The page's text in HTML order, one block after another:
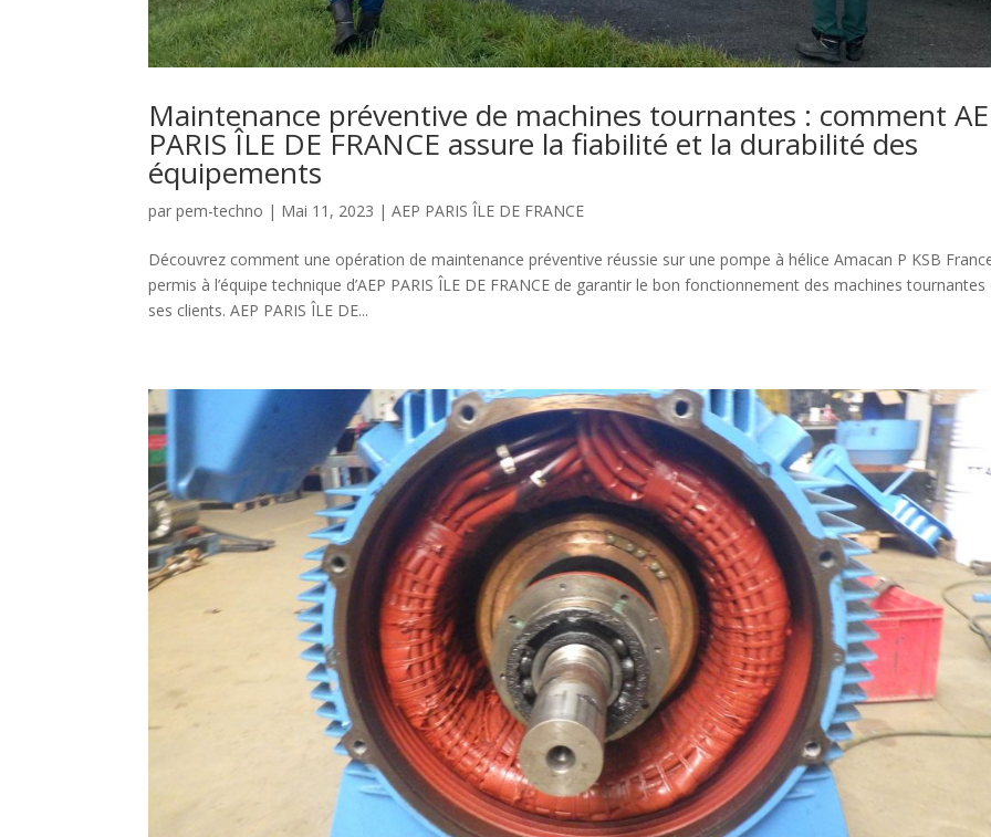
Maintenance préventive de machines tournantes : comment
PARIS ÎLE DE FRANCE assure la fiabilité et la durabilité des
équipements
parpem-techno | Mai 11, 2023 |AEP PARIS ÎLE DE FRANCE
Découvrez comment une opération de maintenance préventive réussie sur une pompe à hélice Amacan P KSB
permis à l’équipe technique d’AEP PARIS ÎLE DE FRANCE de garantir le bon fonctionnement des machines tournantes
ses clients. AEP PARIS ÎLE DE...